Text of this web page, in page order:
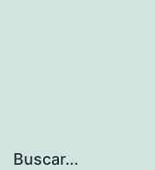
Buscar...